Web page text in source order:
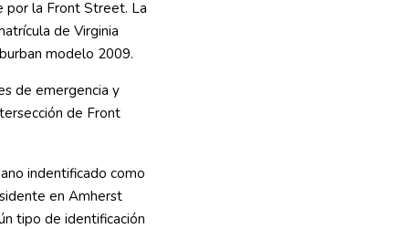
por la Front Street. La
de Virginia
modelo 2009.
de emergencia y
de Front
indentificado como
en Amherst
tipo de identificación